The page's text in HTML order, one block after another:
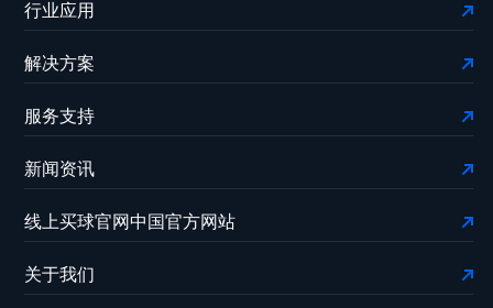
行业应用
解决方案
服务支持
新闻资讯
线上买球官网中国官方网站
关于我们